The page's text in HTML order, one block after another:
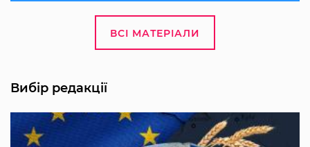
ВСІ МАТЕРІАЛИ
Вибір редакції